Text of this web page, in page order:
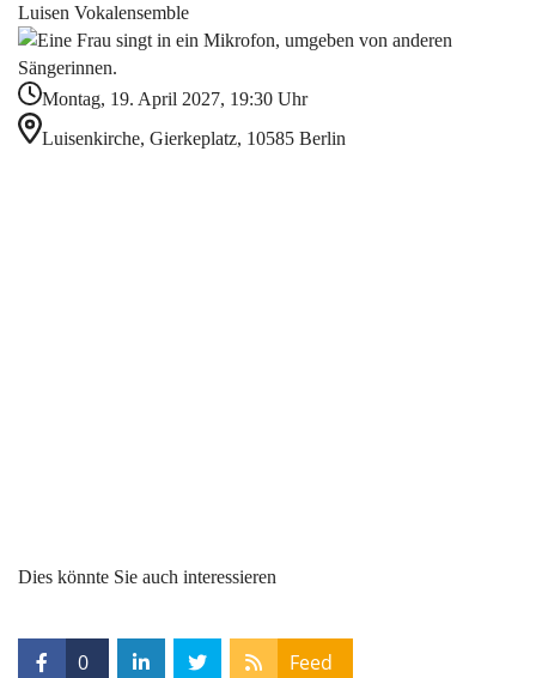
Luisen Vokalensemble
Montag, 19. April 2027, 19:30 Uhr
Luisenkirche, Gierkeplatz, 10585 Berlin
Dies könnte Sie auch interessieren
0 Feed